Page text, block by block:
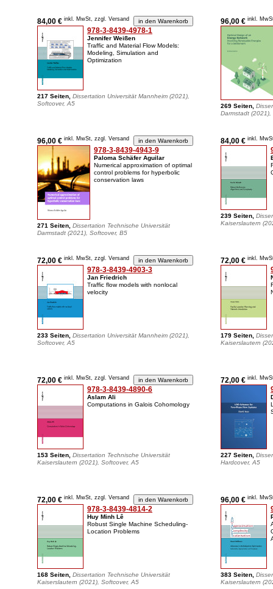
84,00 € inkl. MwSt, zzgl. Versand
978-3-8439-4978-1
Jennifer Weißen
Traffic and Material Flow Models:
Modeling, Simulation and
Optimization
217 Seiten, Dissertation Universität Mannheim (2021),
Softcover, A5
96,00 € inkl. MwSt, zzgl. Versand
978-3-8439-4943-9
Paloma Schäfer Aguilar
Numerical approximation of optimal
control problems for hyperbolic
conservation laws
271 Seiten, Dissertation Technische Universität
Darmstadt (2021), Softcover, B5
72,00 € inkl. MwSt, zzgl. Versand
978-3-8439-4903-3
Jan Friedrich
Traffic flow models with nonlocal
velocity
233 Seiten, Dissertation Universität Mannheim (2021),
Softcover, A5
72,00 € inkl. MwSt, zzgl. Versand
978-3-8439-4890-6
Aslam Ali
Computations in Galois Cohomology
153 Seiten, Dissertation Technische Universität
Kaiserslautern (2021), Softcover, A5
72,00 € inkl. MwSt, zzgl. Versand
978-3-8439-4814-2
Huy Minh Lê
Robust Single Machine Scheduling-
Location Problems
168 Seiten, Dissertation Technische Universität
Kaiserslautern (2021), Softcover, A5
96,00 € inkl.
269 Seiten,
Darmstadt (2021),
84,00 € inkl.
239 Seiten,
Kaiserslautern
72,00 € inkl.
179 Seiten,
Kaiserslautern
72,00 € inkl.
227 Seiten,
Hardcover, A5
96,00 € inkl.
383 Seiten,
Kaiserslautern